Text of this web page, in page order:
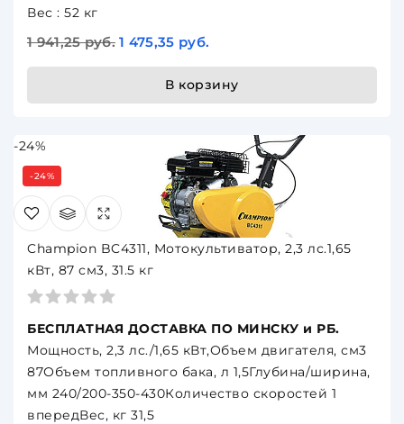
Вес : 52 кг
1 941,25 руб. 1 475,35 руб.
В корзину
-24%
-24%
Champion BC4311, Мотокультиватор, 2,3 лс.1,65
кВт, 87 см3, 31.5 кг
БЕСПЛАТНАЯ ДОСТАВКА ПО МИНСКУ и РБ.
Мощность, 2,3 лс./1,65 кВт,Объем двигателя, см3
87Объем топливного бака, л 1,5Глубина/ширина,
мм 240/200-350-430Количество скоростей 1
впередВес, кг 31,5